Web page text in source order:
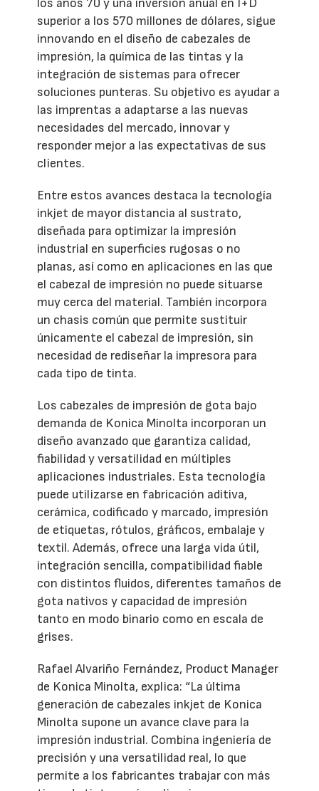
los años 70 y una inversión anual en I+D
superior a los 570 millones de dólares, sigue
innovando en el diseño de cabezales de
impresión, la química de las tintas y la
integración de sistemas para ofrecer
soluciones punteras. Su objetivo es ayudar a
las imprentas a adaptarse a las nuevas
necesidades del mercado, innovar y
responder mejor a las expectativas de sus
clientes.
Entre estos avances destaca la tecnología
inkjet de mayor distancia al sustrato,
diseñada para optimizar la impresión
industrial en superficies rugosas o no
planas, así como en aplicaciones en las que
el cabezal de impresión no puede situarse
muy cerca del material. También incorpora
un chasis común que permite sustituir
únicamente el cabezal de impresión, sin
necesidad de rediseñar la impresora para
cada tipo de tinta.
Los cabezales de impresión de gota bajo
demanda de Konica Minolta incorporan un
diseño avanzado que garantiza calidad,
fiabilidad y versatilidad en múltiples
aplicaciones industriales. Esta tecnología
puede utilizarse en fabricación aditiva,
cerámica, codificado y marcado, impresión
de etiquetas, rótulos, gráficos, embalaje y
textil. Además, ofrece una larga vida útil,
integración sencilla, compatibilidad fiable
con distintos fluidos, diferentes tamaños de
gota nativos y capacidad de impresión
tanto en modo binario como en escala de
grises.
Rafael Alvariño Fernández, Product Manager
de Konica Minolta, explica: “La última
generación de cabezales inkjet de Konica
Minolta supone un avance clave para la
impresión industrial. Combina ingeniería de
precisión y una versatilidad real, lo que
permite a los fabricantes trabajar con más